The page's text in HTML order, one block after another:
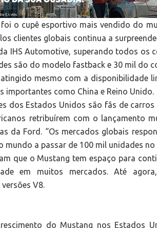
o cupê esportivo mais vendido do
clientes globais continua a
IHS Automotive, superando todos os
são do modelo fastback e 30 mil do
mesmo com a disponibilidade
importantes como China e Reino Unido.
dos Estados Unidos são fãs de
retribuírem com o lançamento
da Ford. “Os mercados globais
mundo a passar de 100 mil unidades no
que o Mustang tem espaço para
em muitos mercados. Até
V8.
do Mustang nos Estados